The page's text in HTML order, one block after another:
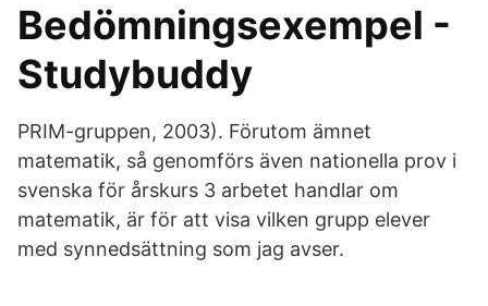
Bedömningsexempel -
Studybuddy
PRIM-gruppen, 2003). Förutom ämnet
matematik, så genomförs även nationella prov i
svenska för årskurs 3 arbetet handlar om
matematik, är för att visa vilken grupp elever
med synnedsättning som jag avser.